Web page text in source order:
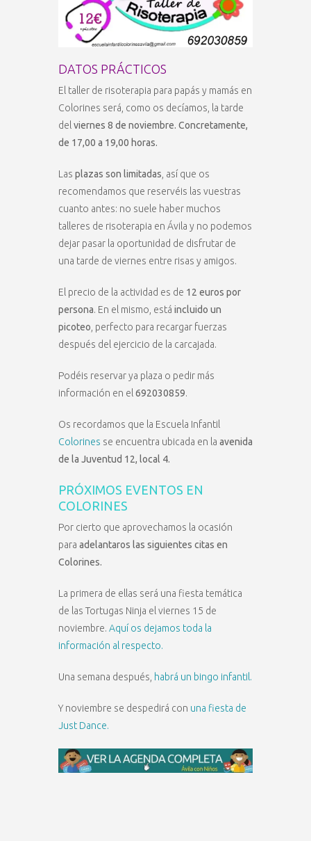
DATOS PRÁCTICOS
El taller de risoterapia para papás y mamás en
Colorines será, como os decíamos, la tarde
del viernes 8 de noviembre. Concretamente,
de 17,00 a 19,00 horas.
Las plazas son limitadas , así que os
recomendamos que reservéis las vuestras
cuanto antes: no suele haber muchos
talleres de risoterapia en Ávila y no podemos
dejar pasar la oportunidad de disfrutar de
una tarde de viernes entre risas y amigos.
El precio de la actividad es de 12 euros por
persona. En el mismo, está incluido un
picoteo , perfecto para recargar fuerzas
después del ejercicio de la carcajada.
Podéis reservar ya plaza o pedir más
información en el 692030859.
Os recordamos que la Escuela Infantil
Colorines se encuentra ubicada en la avenida
de la Juventud 12, local 4.
PRÓXIMOS EVENTOS EN
COLORINES
Por cierto que aprovechamos la ocasión
para adelantaros las siguientes citas en
Colorines.
La primera de ellas será una fiesta temática
de las Tortugas Ninja el viernes 15 de
noviembre. Aquí os dejamos toda la
información al respecto.
Una semana después, habrá un bingo infantil.
Y noviembre se despedirá con una fiesta de
Just Dance.